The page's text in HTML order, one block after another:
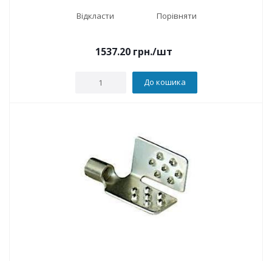
Відкласти Порівняти
1537.20 грн./шт
До кошика